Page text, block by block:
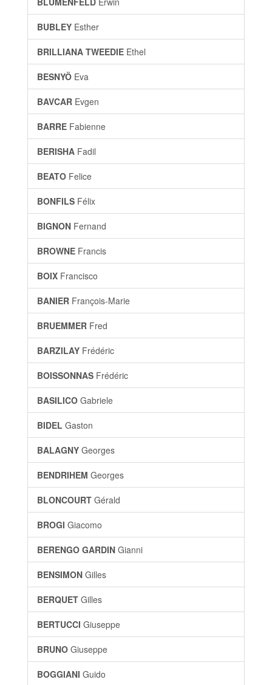
BUBLEY Esther
BRILLIANA TWEEDIE Ethel
BESNYÖ Eva
BAVCAR Evgen
BARRE Fabienne
BERISHA Fadil
BEATO Felice
BONFILS Félix
BIGNON Fernand
BROWNE Francis
BOIX Francisco
BANIER François-Marie
BRUEMMER Fred
BARZILAY Frédéric
BOISSONNAS Frédéric
BASILICO Gabriele
BIDEL Gaston
BALAGNY Georges
BENDRIHEM Georges
BLONCOURT Gérald
BROGI Giacomo
BERENGO GARDIN Gianni
BENSIMON Gilles
BERQUET Gilles
BERTUCCI Giuseppe
BRUNO Giuseppe
BOGGIANI Guido